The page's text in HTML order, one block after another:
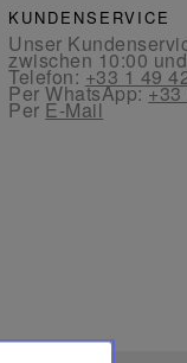
KUNDENSERVICE
Unser
zwischen 10:00
Telefon:+33 1 49
Per WhatsApp:+33
Per E-Mail